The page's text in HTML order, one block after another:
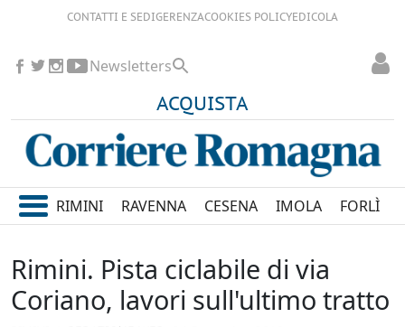
CONTATTI E SEDIGERENZACOOKIES POLICYEDICOLA
ACQUISTA
Newsletters
RIMINI RAVENNA CESENA IMOLA FORLÌ
Rimini. Pista ciclabile di via
Coriano, lavori sull'ultimo tratto